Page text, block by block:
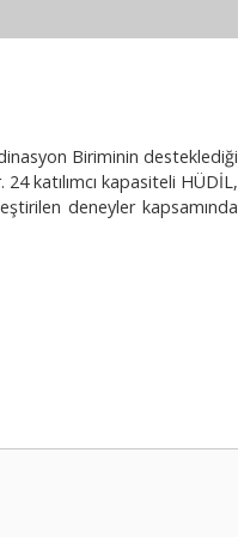
Biriminin desteklediği
katılımcı kapasiteli HÜDİL,
deneyler kapsamında